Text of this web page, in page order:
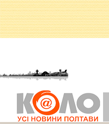
Головна » Новини »
спекотною, але з дощами